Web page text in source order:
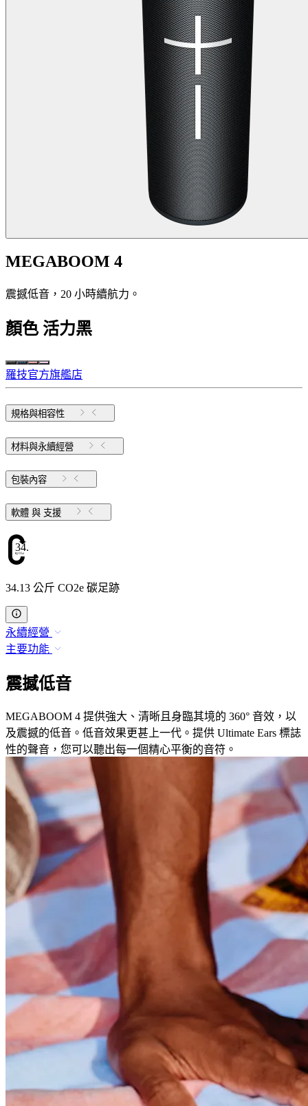
MEGABOOM 4
震撼低音，20 小時續航力。
顏色 活力黑
羅技官方旗艦店
規格與相容性
材料與永續經營
包裝內容
軟體 與 支援
34.13
34.13 公斤 CO2e 碳足跡
永續經營
主要功能
震撼低音
MEGABOOM 4 提供強大、清晰且身臨其境的 360° 音效，以
及震撼的低音。低音效果更甚上一代。提供 Ultimate Ears 標誌
性的聲音，您可以聽出每一個精心平衡的音符。